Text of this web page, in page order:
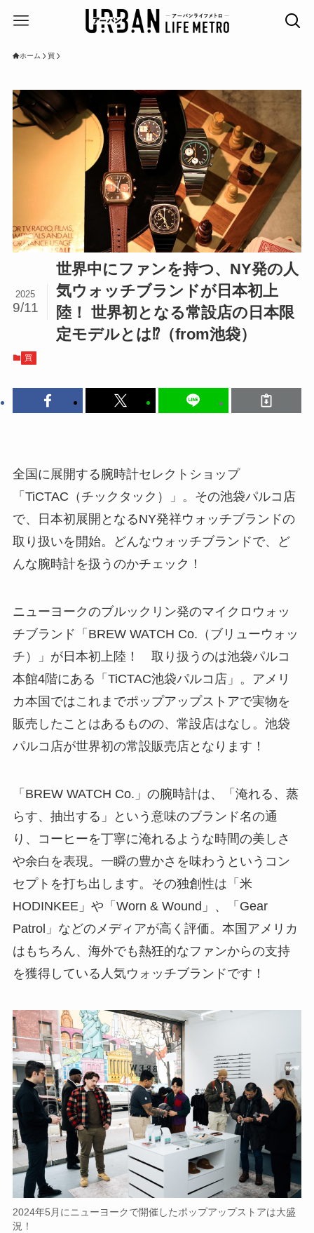
ホーム 買
世界中にファンを持つ、NY発の人
気ウォッチブランドが日本初上
陸！ 世界初となる常設店の日本限
定モデルとは⁉（from池袋）
2025
9/11
買
全国に展開する腕時計セレクトショップ
「TiCTAC（チックタック）」。その池袋パルコ店
で、日本初展開となるNY発祥ウォッチブランドの
取り扱いを開始。どんなウォッチブランドで、ど
んな腕時計を扱うのかチェック！
ニューヨークのブルックリン発のマイクロウォッ
チブランド「BREW WATCH Co.（ブリューウォッ
チ）」が日本初上陸！ 取り扱うのは池袋パルコ
本館4階にある「TiCTAC池袋パルコ店」。アメリ
カ本国ではこれまでポップアップストアで実物を
販売したことはあるものの、常設店はなし。池袋
パルコ店が世界初の常設販売店となります！
「BREW WATCH Co.」の腕時計は、「淹れる、蒸
らす、抽出する」という意味のブランド名の通
り、コーヒーを丁寧に淹れるような時間の美しさ
や余白を表現。一瞬の豊かさを味わうというコン
セプトを打ち出します。その独創性は「米
HODINKEE」や「Worn & Wound」、「Gear
Patrol」などのメディアが高く評価。本国アメリカ
はもちろん、海外でも熱狂的なファンからの支持
を獲得している人気ウォッチブランドです！
2024年5月にニューヨークで開催したポップアップストアは大盛
況！